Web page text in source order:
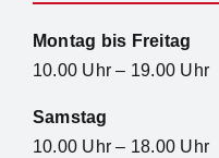
Montag bis Freitag
10.00 Uhr – 19.00 Uhr
Samstag
10.00 Uhr – 18.00 Uhr